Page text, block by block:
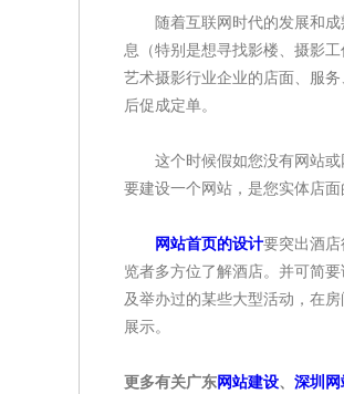
随着互联网时代的发展和成
息（特别是想寻找影楼、摄影
艺术摄影行业企业的店面、服
后促成定单。
这个时候假如您没有网站或
要建设一个网站，是您实体店
网站首页的设计要突出酒
览者多方位了解酒店。并可简
及举办过的某些大型活动，在
展示。
更多有关广东网站建设、 深圳